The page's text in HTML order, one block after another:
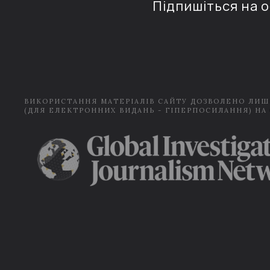
Підпишіться на
ВИКОРИСТАННЯ МАТЕРІАЛІВ САЙТУ ДОЗВОЛЕНО
(ДЛЯ ЕЛЕКТРОННИХ ВИДАНЬ - ГІПЕРПОСИЛАННЯ) НА